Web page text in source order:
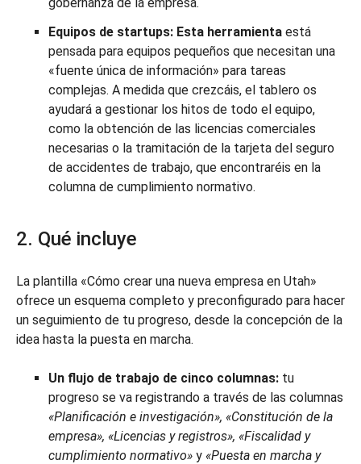
Equipos de startups: Esta herramienta está
pensada para equipos pequeños que necesitan una
«fuente única de información» para tareas
complejas. A medida que crezcáis, el tablero os
ayudará a gestionar los hitos de todo el equipo,
como la obtención de las licencias comerciales
necesarias o la tramitación de la tarjeta del seguro
de accidentes de trabajo, que encontraréis en la
columna de cumplimiento normativo.
2. Qué incluye
La plantilla «Cómo crear una nueva empresa en Utah»
ofrece un esquema completo y preconfigurado para hacer
un seguimiento de tu progreso, desde la concepción de la
idea hasta la puesta en marcha.
Un flujo de trabajo de cinco columnas: tu
progreso se va registrando a través de las columnas
«Planificación e investigación», «Constitución de la
empresa», «Licencias y registros», «Fiscalidad y
cumplimiento normativo» y «Puesta en marcha y